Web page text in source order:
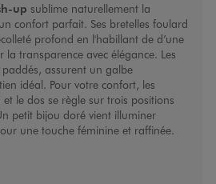
up sublime naturellement la
confort parfait. Ses bretelles foulard
profond en l'habillant de d’une
transparence avec élégance. Les
assurent un galbe
idéal. Pour votre confort, les
le dos se règle sur trois positions
petit bijou doré vient illuminer
une touche féminine et raffinée.